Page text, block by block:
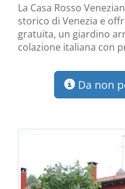
La Casa Rosso
storico di Venezia e
gratuita, un giardino
colazione italiana con
Da non